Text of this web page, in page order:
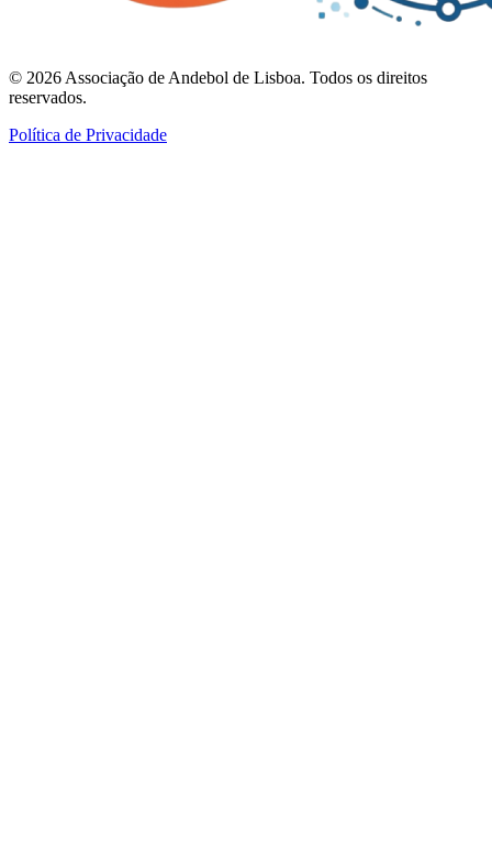
© 2026 Associação de Andebol de Lisboa. Todos os direitos
reservados.
Política de Privacidade